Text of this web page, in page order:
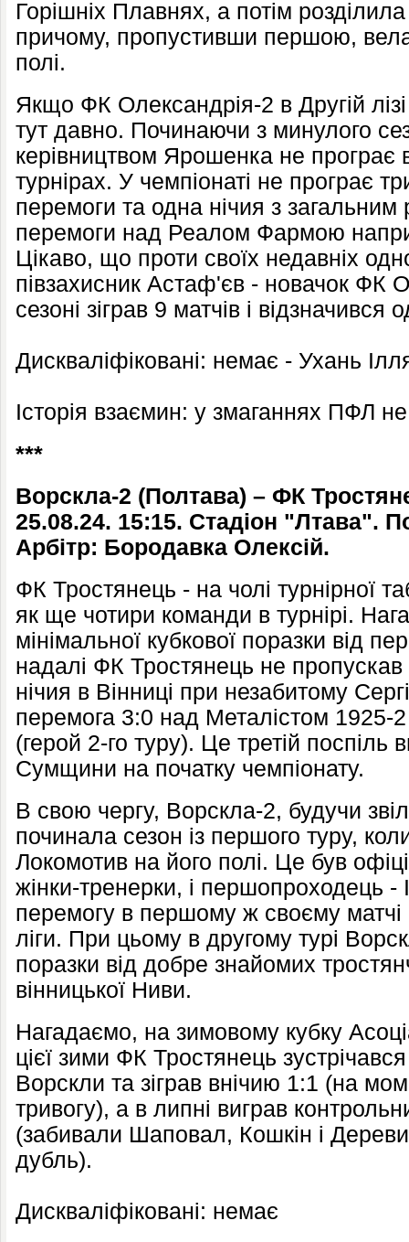
Горішніх Плавнях, а потім
причому, пропустивши першою,
полі.
Якщо ФК Олександрія-2 в Другій
тут давно. Починаючи з минулого
керівництвом Ярошенка не програє
турнірах. У чемпіонаті не програє
перемоги та одна нічия з загальним
перемоги над Реалом Фармою
Цікаво, що проти своїх недавніх
півзахисник Астаф'єв - новачок ФК
сезоні зіграв 9 матчів і
Дискваліфіковані: немає - Ухань
Історія взаємин: у змаганнях ПФЛ
***
Ворскла-2 (Полтава) – ФК
25.08.24. 15:15. Стадіон "Лтава".
Арбітр: Бородавка Олексій.
ФК Тростянець - на чолі турнірної
як ще чотири команди в турнірі.
мінімальної кубкової поразки від
надалі ФК Тростянець не
нічия в Вінниці при незабитому
перемога 3:0 над Металістом 1925-
(герой 2-го туру). Це третій поспіль
Сумщини на початку чемпіонату.
В свою чергу, Ворскла-2, будучи
починала сезон із першого туру,
Локомотив на його полі. Це був
жінки-тренерки, і першопроходець
перемогу в першому ж своєму матчі
ліги. При цьому в другому турі
поразки від добре знайомих
вінницької Ниви.
Нагадаємо, на зимовому кубку
цієї зими ФК Тростянець
Ворскли та зіграв внічию 1:1 (на
тривогу), а в липні виграв
(забивали Шаповал, Кошкін і
дубль).
Дискваліфіковані: немає